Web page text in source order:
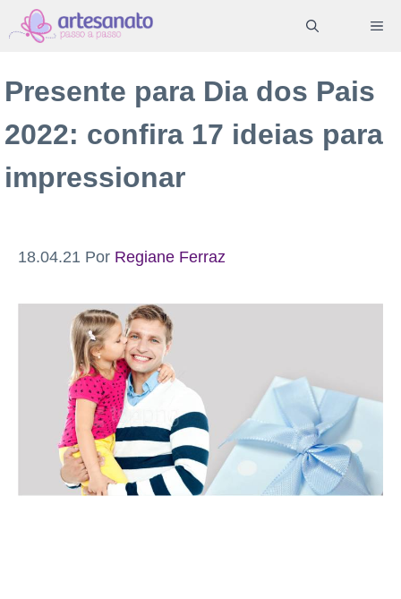
Pular
para
conteúdo
Presente para Dia dos Pais
2022: confira 17 ideias para
impressionar
18.04.21 Por Regiane Ferraz